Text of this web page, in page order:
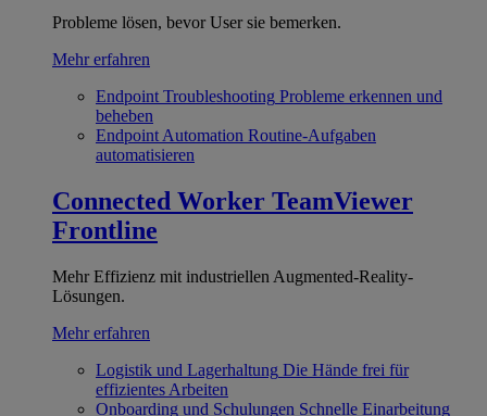
Probleme lösen, bevor User sie bemerken.
Mehr erfahren
Endpoint Troubleshooting Probleme erkennen und
beheben
Endpoint Automation Routine-Aufgaben
automatisieren
Connected Worker TeamViewer
Frontline
Mehr Effizienz mit industriellen Augmented-Reality-
Lösungen.
Mehr erfahren
Logistik und Lagerhaltung Die Hände frei für
effizientes Arbeiten
Onboarding und Schulungen Schnelle Einarbeitung